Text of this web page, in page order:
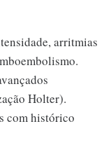
arritmias
Holter).
com histórico